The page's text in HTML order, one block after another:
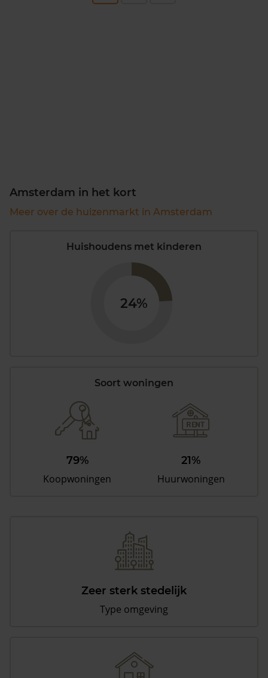
Amsterdam in het kort
Meer over de huizenmarkt in Amsterdam
Huishoudens met kinderen
24%
Soort woningen
79%
Koopwoningen
21%
Huurwoningen
Zeer sterk stedelijk
Type omgeving